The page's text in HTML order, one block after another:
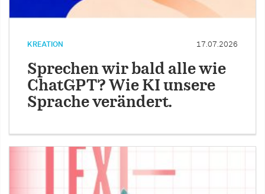
KREATION 17.07.2026
Sprechen wir bald alle wie
ChatGPT? Wie KI unsere
Sprache verändert.